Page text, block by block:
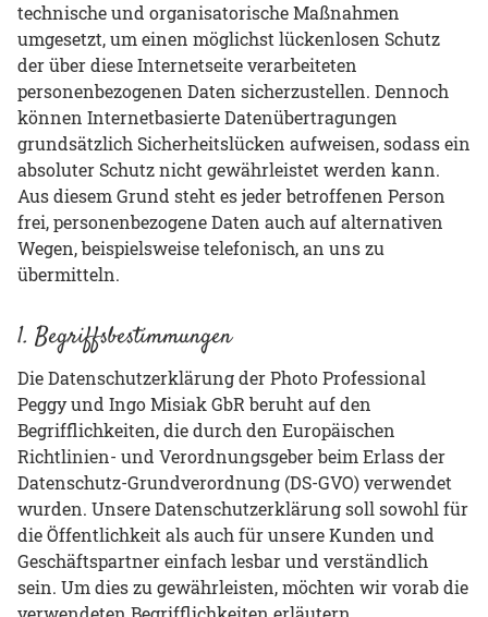
technische und organisatorische Maßnahmen
umgesetzt, um einen möglichst lückenlosen Schutz
der über diese Internetseite verarbeiteten
personenbezogenen Daten sicherzustellen. Dennoch
können Internetbasierte Datenübertragungen
grundsätzlich Sicherheitslücken aufweisen, sodass ein
absoluter Schutz nicht gewährleistet werden kann.
Aus diesem Grund steht es jeder betroffenen Person
frei, personenbezogene Daten auch auf alternativen
Wegen, beispielsweise telefonisch, an uns zu
übermitteln.
1. Begriffsbestimmungen
Die Datenschutzerklärung der Photo Professional
Peggy und Ingo Misiak GbR beruht auf den
Begrifflichkeiten, die durch den Europäischen
Richtlinien- und Verordnungsgeber beim Erlass der
Datenschutz-Grundverordnung (DS-GVO) verwendet
wurden. Unsere Datenschutzerklärung soll sowohl für
die Öffentlichkeit als auch für unsere Kunden und
Geschäftspartner einfach lesbar und verständlich
sein. Um dies zu gewährleisten, möchten wir vorab die